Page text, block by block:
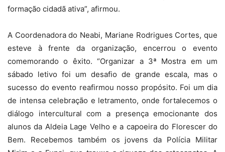
formação cidadã ativa”, afirmou.
A Coordenadora do Neabi, Mariane Rodrigues Cortes, que
esteve à frente da organização, encerrou o evento
comemorando o êxito. “Organizar a 3ª Mostra em um
sábado letivo foi um desafio de grande escala, mas o
sucesso do evento reafirmou nosso propósito. Foi um dia
de intensa celebração e letramento, onde fortalecemos o
diálogo intercultural com a presença emocionante dos
alunos da Aldeia Lage Velho e a capoeira do Florescer do
Bem. Recebemos também os jovens da Polícia Militar